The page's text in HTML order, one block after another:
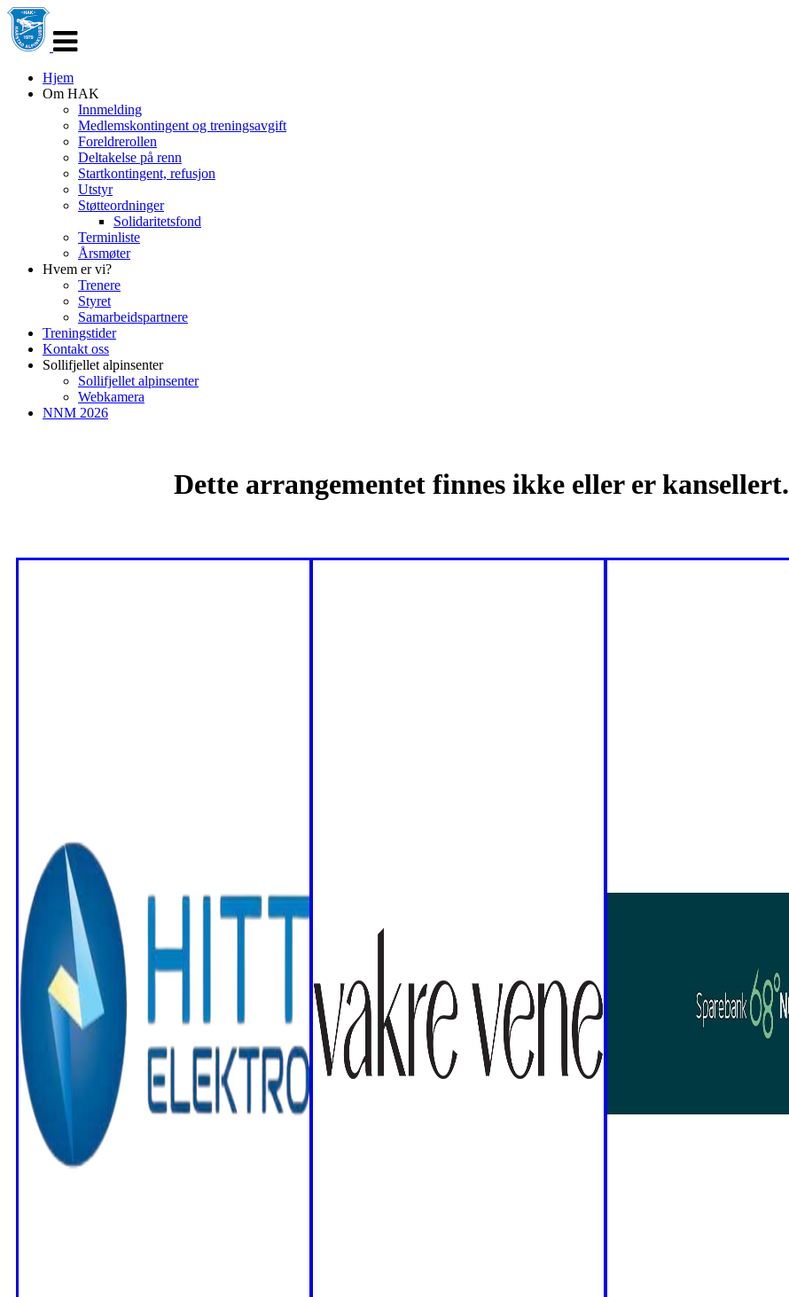
navigasjon
Hjem
Om HAK
Innmelding
Medlemskontingent og treningsavgift
Foreldrerollen
Deltakelse på renn
Startkontingent, refusjon
Utstyr
Støtteordninger
Solidaritetsfond
Terminliste
Årsmøter
Hvem er vi?
Trenere
Styret
Samarbeidspartnere
Treningstider
Kontakt oss
Sollifjellet alpinsenter
Sollifjellet alpinsenter
Webkamera
NNM 2026
Dette arrangementet finnes ikke eller er kansellert.